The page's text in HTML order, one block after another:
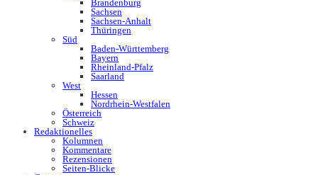
Brandenburg
Sachsen
Sachsen-Anhalt
Thüringen
Süd
Baden-Württemberg
Bayern
Rheinland-Pfalz
Saarland
West
Hessen
Nordrhein-Westfalen
Österreich
Schweiz
Redaktionelles
Kolumnen
Kommentare
Rezensionen
Seiten-Blicke